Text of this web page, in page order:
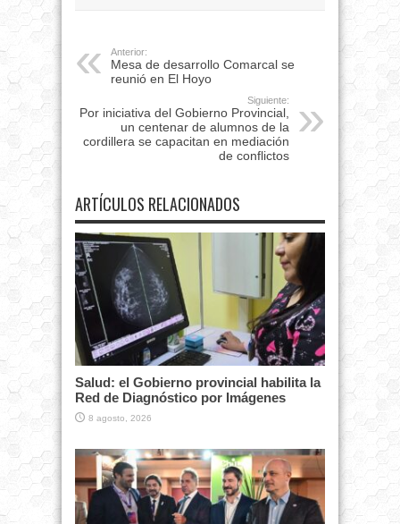
Anterior:
Mesa de desarrollo Comarcal se
reunió en El Hoyo
Siguiente:
Por iniciativa del Gobierno Provincial,
un centenar de alumnos de la
cordillera se capacitan en mediación
de conflictos
ARTÍCULOS RELACIONADOS
Salud: el Gobierno provincial habilita la
Red de Diagnóstico por Imágenes
8 agosto, 2026